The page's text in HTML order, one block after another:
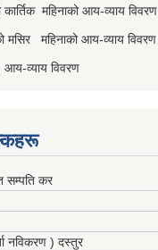
महिनाको आय-व्याय विवरण
महिनाको आय-व्याय विवरण
व्याय विवरण
सम्पति कर
नविकरण ) दस्तुर